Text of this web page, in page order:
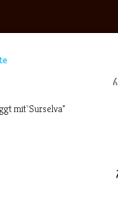
mit"Surselva"